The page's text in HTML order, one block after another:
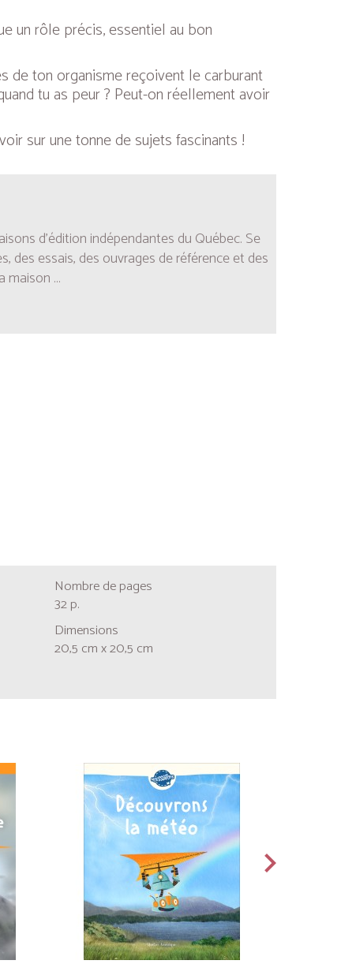
un rôle précis, essentiel au bon
de ton organisme reçoivent le carburant
tu as peur ? Peut-on réellement avoir
sur une tonne de sujets fascinants !
d’édition indépendantes du Québec. Se
essais, des ouvrages de référence et des
maison ...
Nombre de pages
32 p.
Dimensions
20,5 cm x 20,5 cm